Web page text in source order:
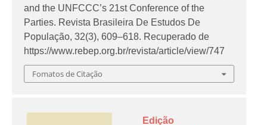
and the UNFCCC’s 21st Conference of the
Parties. Revista Brasileira De Estudos De
População,32(3), 609–618. Recuperado de
https://www.rebep.org.br/revista/article/view/747
Fomatos de Citação
Edição